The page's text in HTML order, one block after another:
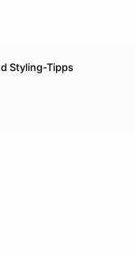
Styling-Tipps